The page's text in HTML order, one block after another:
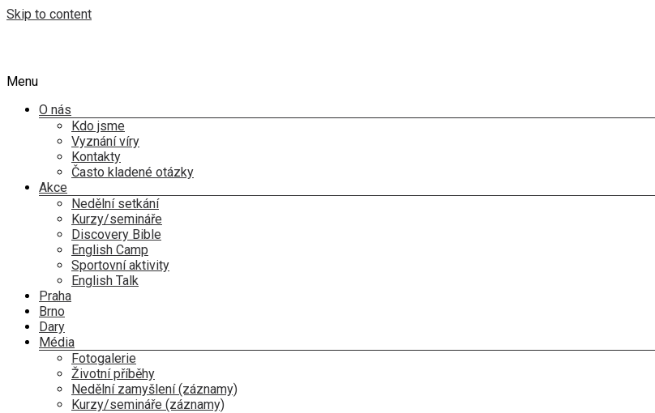
Skip to content
Menu
O nás
Kdo jsme
Vyznání víry
Kontakty
Často kladené otázky
Akce
Nedělní setkání
Kurzy/semináře
Discovery Bible
English Camp
Sportovní aktivity
English Talk
Praha
Brno
Dary
Média
Fotogalerie
Životní příběhy
Nedělní zamyšlení (záznamy)
Kurzy/semináře (záznamy)